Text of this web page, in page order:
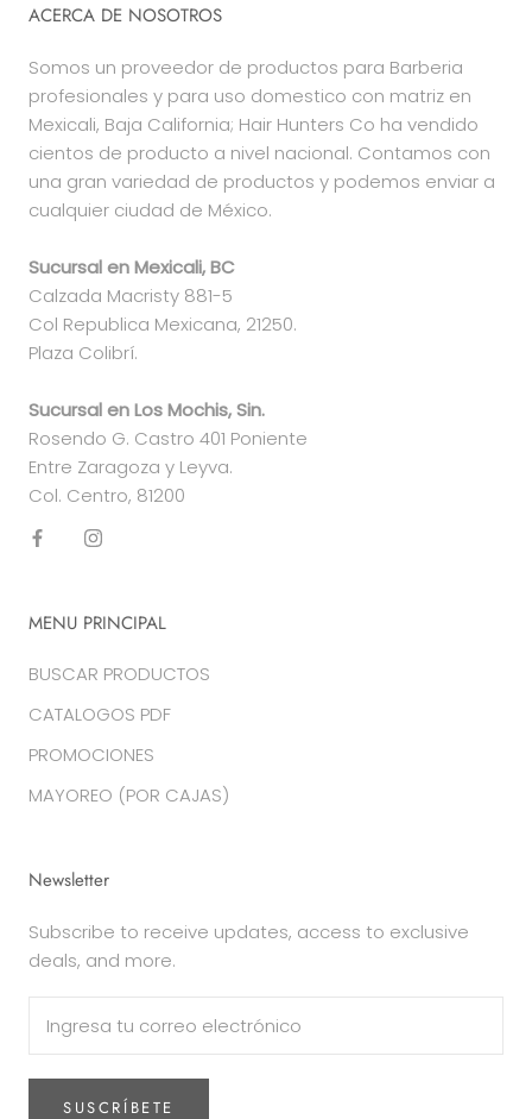
ACERCA DE NOSOTROS
Somos un proveedor de productos para Barberia
profesionales y para uso domestico con matriz en
Mexicali, Baja California; Hair Hunters Co ha vendido
cientos de producto a nivel nacional. Contamos con
una gran variedad de productos y podemos enviar a
cualquier ciudad de México.
Sucursal en Mexicali, BC
Calzada Macristy 881-5
Col Republica Mexicana, 21250.
Plaza Colibrí.
Sucursal en Los Mochis, Sin.
Rosendo G. Castro 401 Poniente
Entre Zaragoza y Leyva.
Col. Centro, 81200
MENU PRINCIPAL
BUSCAR PRODUCTOS
CATALOGOS PDF
PROMOCIONES
MAYOREO (POR CAJAS)
Newsletter
Subscribe to receive updates, access to exclusive
deals, and more.
SUSCRÍBETE